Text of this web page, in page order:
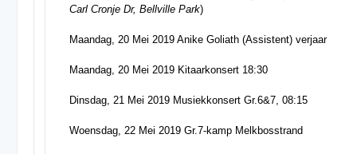
Carl Cronje Dr, Bellville Park)
Maandag, 20 Mei 2019 Anike Goliath (Assistent) verjaar
Maandag, 20 Mei 2019 Kitaarkonsert 18:30
Dinsdag, 21 Mei 2019 Musiekkonsert Gr.6&7, 08:15
Woensdag, 22 Mei 2019 Gr.7-kamp Melkbosstrand